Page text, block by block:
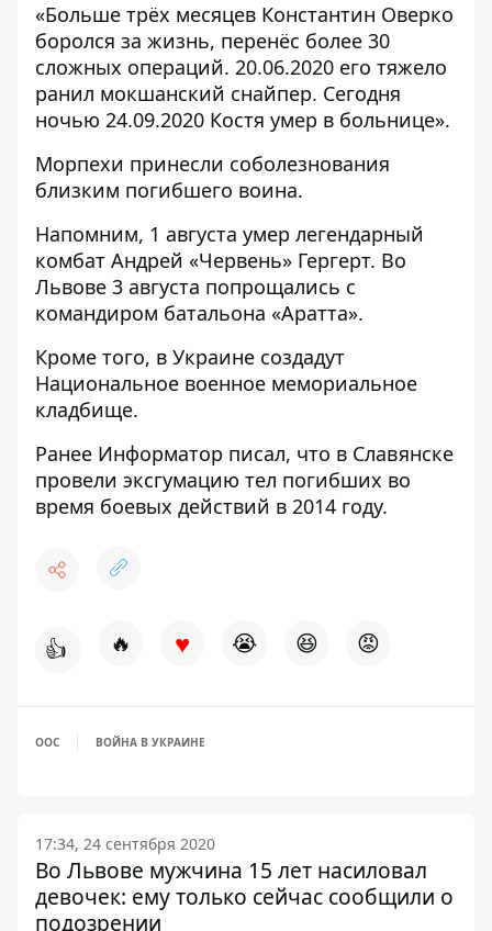
«Больше трёх месяцев Константин Оверко
боролся за жизнь, перенёс более 30
сложных операций. 20.06.2020 его тяжело
ранил мокшанский снайпер. Сегодня
ночью 24.09.2020 Костя умер в больнице».
Морпехи принесли соболезнования
близким погибшего воина.
Напомним, 1 августа умер легендарный
комбат Андрей «Червень» Гергерт. Во
Львове 3 августа попрощались с
командиром батальона «Аратта».
Кроме того, в Украине создадут
Национальное военное мемориальное
кладбище.
Ранее Информатор писал, что в Славянске
провели эксгумацию тел погибших во
время боевых действий в 2014 году.
👍 🔥 ♥ 😭 😆 😡
ООС ВОЙНА В УКРАИНЕ
17:34, 24 сентября 2020
Во Львове мужчина 15 лет насиловал
девочек: ему только сейчас сообщили о
подозрении